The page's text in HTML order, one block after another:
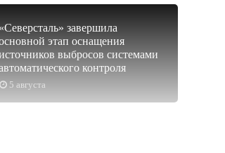
5 августа
«Северсталь» завершила
этап оснащения
выбросов системами
контроля